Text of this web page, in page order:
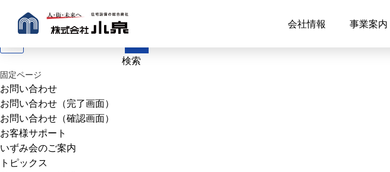
会社情報 事業案内
太田営業所
索:
固定ページ
お問い合わせ
お問い合わせ（完了画面）
お問い合わせ（確認画面）
お客様サポート
いずみ会のご案内
トピックス